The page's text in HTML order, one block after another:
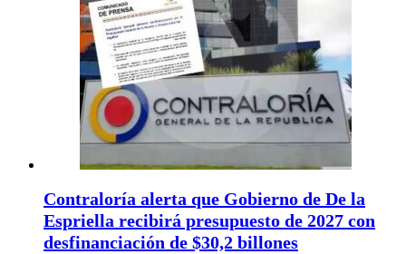
Contraloría alerta que Gobierno de De la
Espriella recibirá presupuesto de 2027 con
desfinanciación de $30,2 billones